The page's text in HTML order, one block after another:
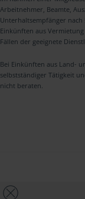
Arbeitnehmer, Beamte,
Unterhaltsempfänger nach
Einkünften aus
Fällen der geeignete
Bei Einkünften aus Land-
selbstständiger Tätigkeit
nicht beraten.